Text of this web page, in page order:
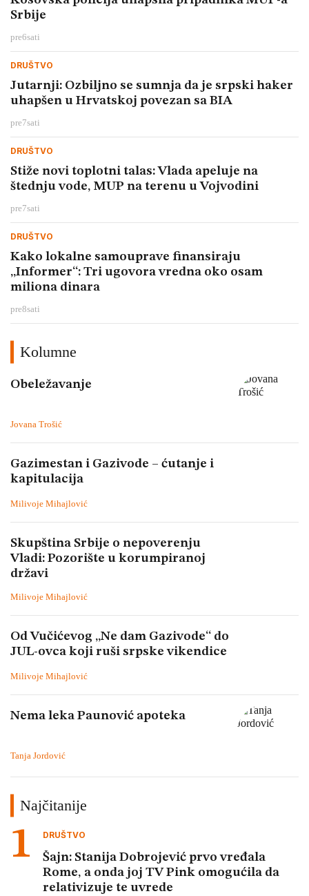
Srbije
pre6sati
DRUŠTVO
Jutarnji: Ozbiljno se sumnja da je srpski haker
uhapšen u Hrvatskoj povezan sa BIA
pre7sati
DRUŠTVO
Stiže novi toplotni talas: Vlada apeluje na
štednju vode, MUP na terenu u Vojvodini
pre7sati
DRUŠTVO
Kako lokalne samouprave finansiraju
„Informer“: Tri ugovora vredna oko osam
miliona dinara
pre8sati
Kolumne
Obeležavanje
Jovana Trošić
Gazimestan i Gazivode – ćutanje i
kapitulacija
Milivoje Mihajlović
Skupština Srbije o nepoverenju
Vladi: Pozorište u korumpiranoj
državi
Milivoje Mihajlović
Od Vučićevog „Ne dam Gazivode“ do
JUL-ovca koji ruši srpske vikendice
Milivoje Mihajlović
Nema leka Paunović apoteka
Tanja Jordović
Najčitanije
DRUŠTVO
Šajn: Stanija Dobrojević prvo vređala
Rome, a onda joj TV Pink omogućila da
relativizuje te uvrede